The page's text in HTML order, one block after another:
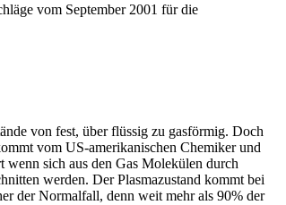
vom September 2001 für die
von fest, über flüssig zu gasförmig. Doch
vom US-amerikanischen Chemiker und
wenn sich aus den Gas Molekülen durch
werden. Der Plasmazustand kommt bei
der Normalfall, denn weit mehr als 90% der